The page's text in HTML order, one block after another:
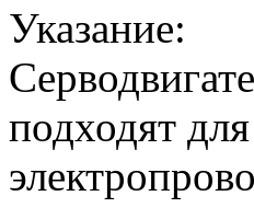
Указание:
подходят